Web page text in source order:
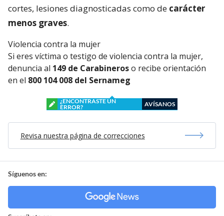
cortes, lesiones diagnosticadas como de carácter
menos graves.
Violencia contra la mujer
Si eres víctima o testigo de violencia contra la mujer,
denuncia al 149 de Carabineroso recibe orientación
en el 800 104 008 del Sernameg
¿ENCONTRASTE UN
ERROR?
AVÍSANOS
Revisa nuestra página de correcciones
Síguenos en: